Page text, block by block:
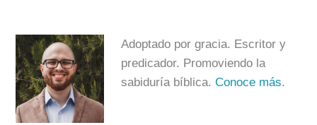
Adoptado por gracia. Escritor y
predicador. Promoviendo la
sabiduría bíblica.Conoce más.